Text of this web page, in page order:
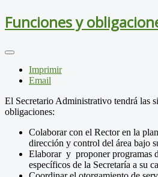
Funciones y
Imprimir
Email
El Secretario Administrativo tendrá las
obligaciones:
Colaborar con el Rector en la
dirección y control del área bajo
Elaborar y proponer programas
específicos de la Secretaría a su